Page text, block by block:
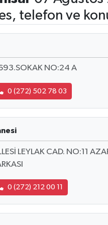
telefon ve
693.SOKAK NO:24 A
0 (272) 502 78 03
LEYLAK CAD. NO:11
0 (272) 212 00 11